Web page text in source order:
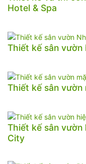
Hotel & Spa
Thiết kế sân vườn
Thiết kế sân
Thiết kế sân vườn
City